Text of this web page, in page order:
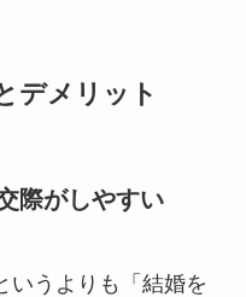
デメリット
際がしやすい
いうよりも「結婚を